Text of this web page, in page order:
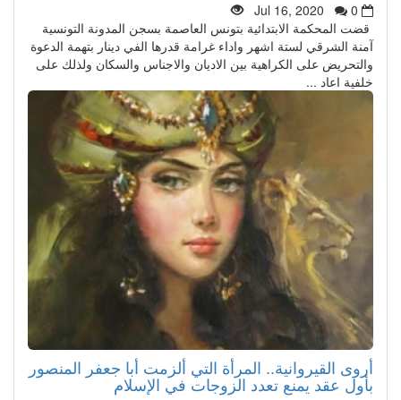
Jul 16, 2020
0
قضت المحكمة الابتدائية بتونس العاصمة بسجن المدونة التونسية
آمنة الشرقي لستة اشهر واداء غرامة قدرها الفي دينار بتهمة الدعوة
والتحريض على الكراهية بين الاديان والاجناس والسكان ولذلك على
خلفية اعاد ...
أروى القيروانية.. المرأة التي ألزمت أبا جعفر المنصور
بأول عقد يمنع تعدد الزوجات في الإسلام